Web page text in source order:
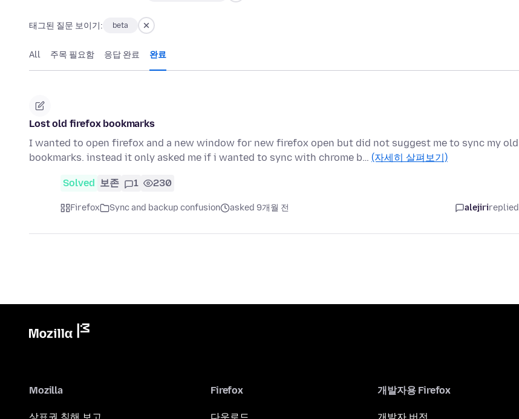
태그된 질문 보이기: beta
All 주목 필요함 응답 완료 완료
Lost old firefox bookmarks
I wanted to open firefox and a new window for new firefox open but did not suggest me to sync my old
bookmarks. instead it only asked me if i wanted to sync with chrome b… (자세히 살펴보기)
Solved 보존 1 230
Firefox Sync and backup confusion asked 9개월 전 alejirireplied
Mozilla Firefox 개발자용 Firefox